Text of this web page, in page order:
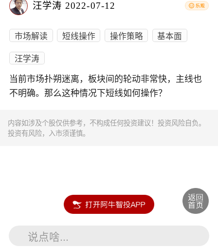
汪学涛 2022-07-12
市场解读 短线操作 操作策略
基本面
汪学涛
当前市场扑朔迷离，板块间的轮动非常快，主线也
不明确。那么这种情况下短线如何操作？
内容如涉及个股仅供参考，不构成任何投资建议！投资风险自负。
投资有风险，入市须谨慎。
说点啥...